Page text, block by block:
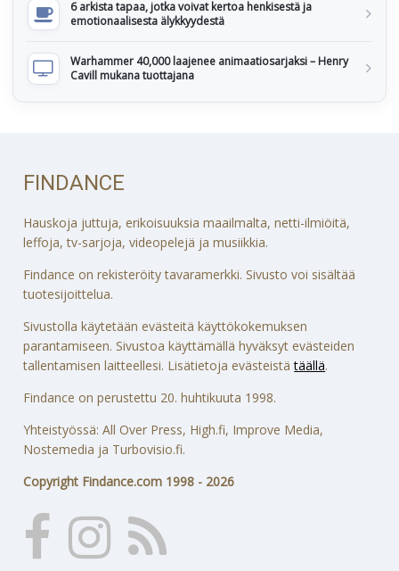
6 arkista tapaa, jotka voivat kertoa henkisestä ja
emotionaalisesta älykkyydestä
Warhammer 40,000 laajenee animaatiosarjaksi – Henry
Cavill mukana tuottajana
FINDANCE
Hauskoja juttuja, erikoisuuksia maailmalta, netti-ilmiöitä,
leffoja, tv-sarjoja, videopelejä ja musiikkia.
Findance on rekisteröity tavaramerkki. Sivusto voi sisältää
tuotesijoittelua.
Sivustolla käytetään evästeitä käyttökokemuksen
parantamiseen. Sivustoa käyttämällä hyväksyt evästeiden
tallentamisen laitteellesi. Lisätietoja evästeistätäällä.
Findance on perustettu 20. huhtikuuta 1998.
Yhteistyössä: All Over Press, High.fi, Improve Media,
Nostemedia ja Turbovisio.fi.
Copyright Findance.com 1998 - 2026